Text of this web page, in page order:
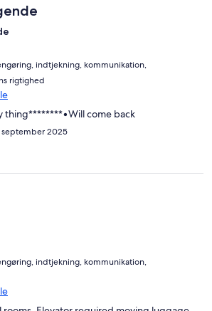
indtjekning, kommunikation,
rigtighed
thing********•Will come back
2025
indtjekning, kommunikation,